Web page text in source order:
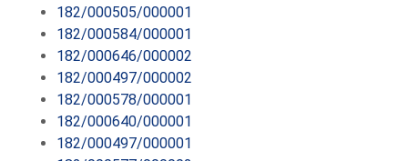
182/000505/000001
182/000584/000001
182/000646/000002
182/000497/000002
182/000578/000001
182/000640/000001
182/000497/000001